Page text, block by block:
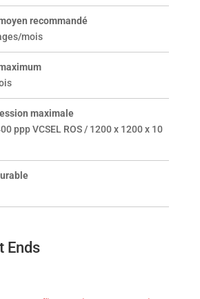
recommandé
mois
maximale
ppp VCSEL ROS / 1200 x 1200 x 10
Ends